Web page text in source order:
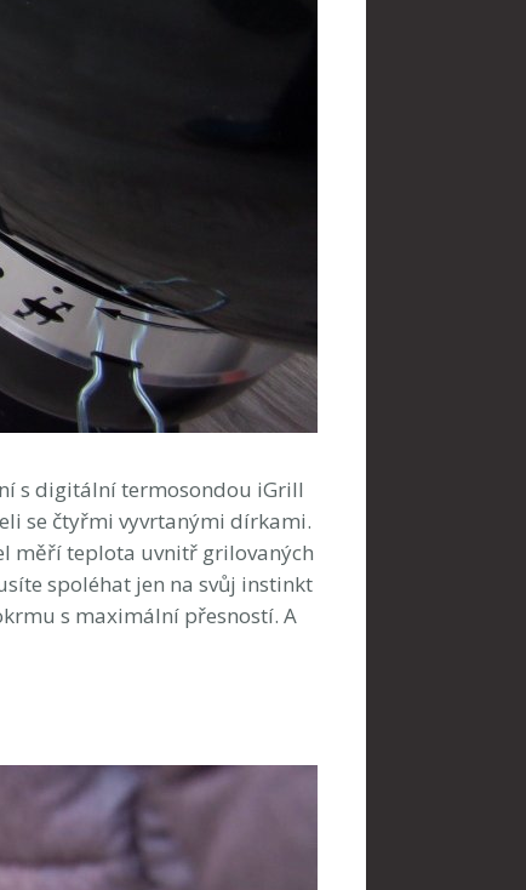
s digitální termosondou iGrill
se čtyřmi vyvrtanými dírkami.
měří teplota uvnitř grilovaných
spoléhat jen na svůj instinkt
s maximální přesností. A